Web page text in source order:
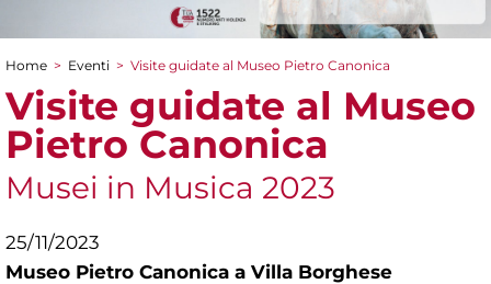
Tu sei qui
Home > Eventi > Visite guidate al Museo Pietro Canonica
Visite guidate al Museo
Pietro Canonica
Musei in Musica 2023
25/11/2023
Museo Pietro Canonica a Villa Borghese